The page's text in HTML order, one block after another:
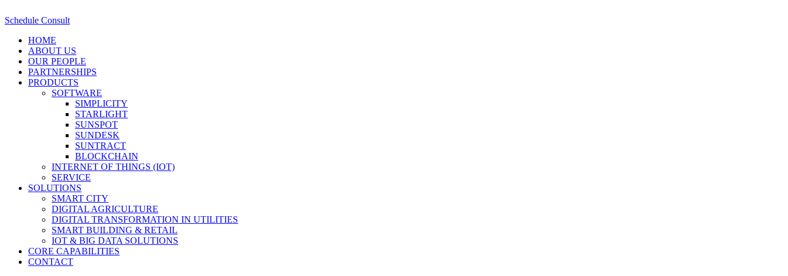
Schedule Consult
HOME
ABOUT US
OUR PEOPLE
PARTNERSHIPS
PRODUCTS
SOFTWARE
SIMPLICITY
STARLIGHT
SUNSPOT
SUNDESK
SUNTRACT
BLOCKCHAIN
INTERNET OF THINGS (IOT)
SERVICE
SOLUTIONS
SMART CITY
DIGITAL AGRICULTURE
DIGITAL TRANSFORMATION IN UTILITIES
SMART BUILDING & RETAIL
IOT & BIG DATA SOLUTIONS
CORE CAPABILITIES
CONTACT